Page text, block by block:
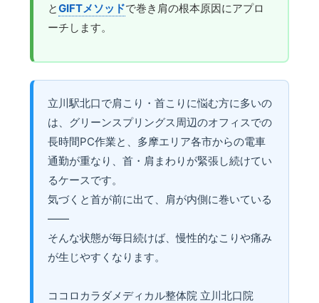
とGIFTメソッドで巻き肩の根本原因にアプロ
ーチします。
立川駅北口で肩こり・首こりに悩む方に多いの
は、グリーンスプリングス周辺のオフィスでの
長時間PC作業と、多摩エリア各市からの電車
通勤が重なり、首・肩まわりが緊張し続けてい
るケースです。
気づくと首が前に出て、肩が内側に巻いている
——
そんな状態が毎日続けば、慢性的なこりや痛み
が生じやすくなります。
ココロカラダメディカル整体院 立川北口院